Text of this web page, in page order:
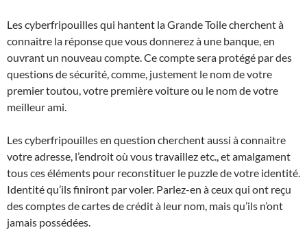
Les cyberfripouilles qui hantent la Grande Toile cherchent à
connaitre la réponse que vous donnerez à une banque, en
ouvrant un nouveau compte. Ce compte sera protégé par des
questions de sécurité, comme, justement le nom de votre
premier toutou, votre première voiture ou le nom de votre
meilleur ami.
Les cyberfripouilles en question cherchent aussi à connaitre
votre adresse, l’endroit où vous travaillez etc., et amalgament
tous ces éléments pour reconstituer le puzzle de votre identité.
Identité qu’ils finiront par voler. Parlez-en à ceux qui ont reçu
des comptes de cartes de crédit à leur nom, mais qu’ils n’ont
jamais possédées.